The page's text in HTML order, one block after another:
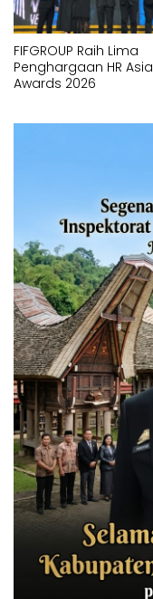
FIFGROUP Raih Lima
Penghargaan HR Asia
Awards 2026